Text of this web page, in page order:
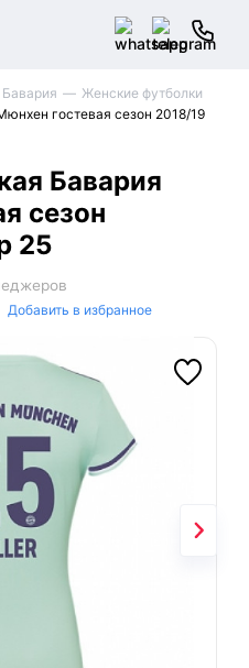
Бавария
Женские футболки
гостевая сезон 2018/19
Бавария
сезон
25
Добавить в избранное